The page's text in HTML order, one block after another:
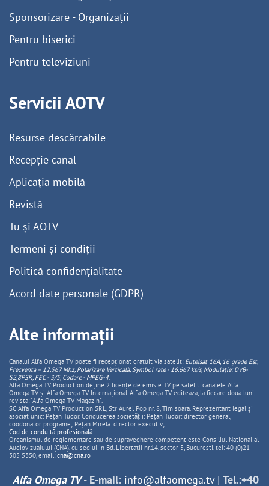
Sponsorizare - Organizații
Pentru biserici
Pentru televiziuni
Servicii AOTV
Resurse descărcabile
Recepție canal
Aplicația mobilă
Revistă
Tu și AOTV
Termeni și condiții
Politică confidențialitate
Acord date personale (GDPR)
Alte informații
Canalul Alfa Omega TV poate fi recepționat gratuit via satelit: Eutelsat 16A, 16 grade Est,
Frecventa – 12.567 Mhz, PolarizareVerticală, Symbol rate - 16.667 ks/s, Modulație: DVB-
S2,8PSK, FEC - 3/5, Codare - MPEG-4.
Alfa Omega TV Production deține 2 licențe de emisie TV pe satelit: canalele Alfa
Omega TV și Alfa Omega TV Internațional. Alfa Omega TV editeaza, la fiecare doua luni,
revista: "Alfa Omega TV Magazin".
SC Alfa Omega TV Production SRL, Str Aurel Pop nr. 8, Timisoara. Reprezentant legal și
asociat unic: Pețan Tudor. Conducerea societății: Pețan Tudor: director general,
coodonator programe; Pețan Mirela: director executiv;
Cod de conduită profesională
Organismul de reglementare sau de supraveghere competent este Consiliul National al
Audiovizualului (CNA), cu sediul in Bd. Libertatii nr.14, sector 5, Bucuresti, tel: 40 (0)21
305 5350, email: cna@cna.ro
Alfa Omega TV- E-mail: info@alfaomega.tv| Tel.:+40